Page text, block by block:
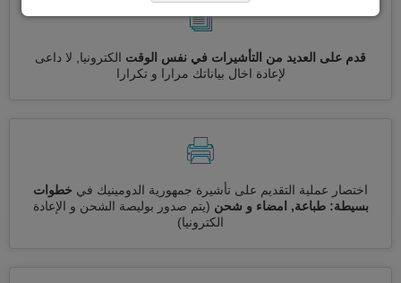
قدم على العديد من التأشيرات في نفس الوقت الكترونيا, لا داعى
لإعادة اخال بياناتك مرارا و تكرارا
اختصار عملية التقديم على تأشيرة جمهورية الدومينيك في خطوات
بسيطة: طباعة, امضاء و شحن (يتم صدور بوليصة الشحن و الإعادة
الكترونيا)